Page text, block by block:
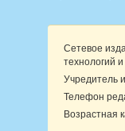
Сетевое
технологий
Учредитель
Телефон
Возрастная